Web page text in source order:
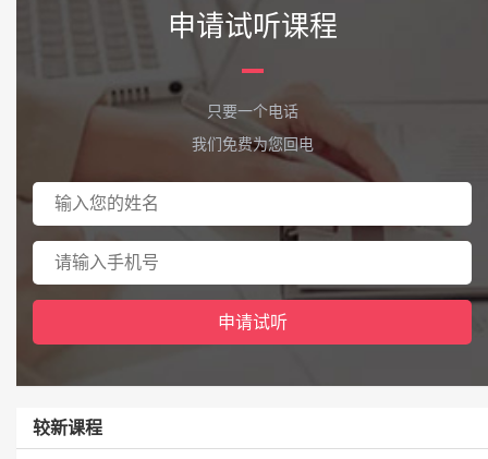
申请试听课程
只要一个电话
我们免费为您回电
较新课程